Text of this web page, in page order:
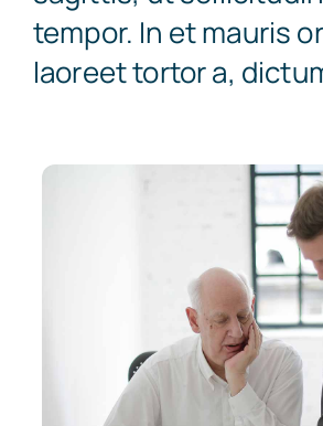
Parodontologia
Gnatologia
Protesi fissa
Blog
tempor. In et mauris
laoreet tortor a,